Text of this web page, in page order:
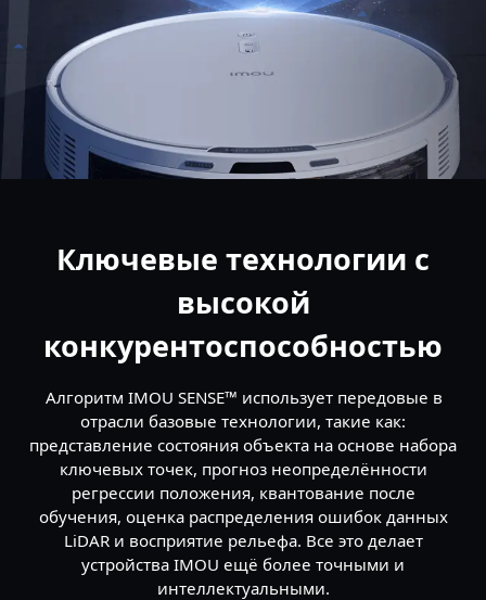
Ключевые технологии с
высокой
конкурентоспособностью
Алгоритм IMOU SENSE™ использует передовые в
отрасли базовые технологии, такие как:
представление состояния объекта на основе набора
ключевых точек, прогноз неопределённости
регрессии положения, квантование после
обучения, оценка распределения ошибок данных
LiDAR и восприятие рельефа. Все это делает
устройства IMOU ещё более точными и
интеллектуальными.